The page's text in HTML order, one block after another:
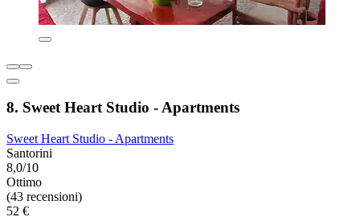
8. Sweet Heart Studio - Apartments
Sweet Heart Studio - Apartments
Santorini
8,0/10
Ottimo
(43 recensioni)
52 €